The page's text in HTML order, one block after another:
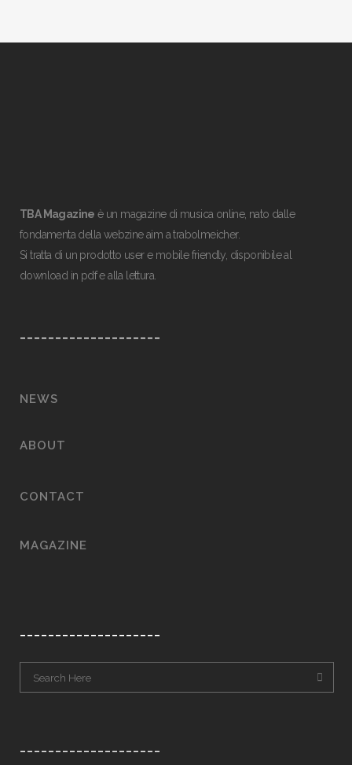
TBA Magazine è un magazine di musica online, nato dalle
fondamenta della webzine aim a trabolmeicher.
Si tratta di un prodotto user e mobile friendly, disponibile al
download in pdf e alla lettura.
NEWS
ABOUT
CONTACT
MAGAZINE